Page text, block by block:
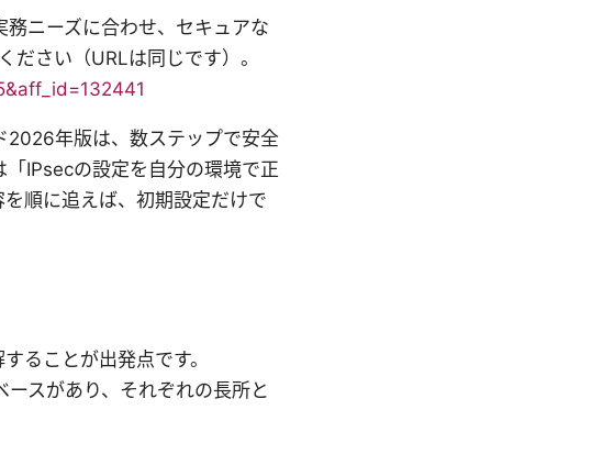
ニーズに合わせ、セキュアな
ださい（URLは同じです）。
2026年版は、数ステップで安全
IPsecの設定を自分の環境で正
順に追えば、初期設定だけで
ることが出発点です。
スがあり、それぞれの長所と